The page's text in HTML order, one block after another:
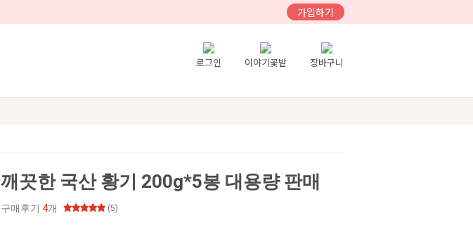
가입하기
로그인 이야기꽃밭 장바구니
깨끗한 국산 황기 200g*5봉 대용량 판매
구매후기 4개 (5)